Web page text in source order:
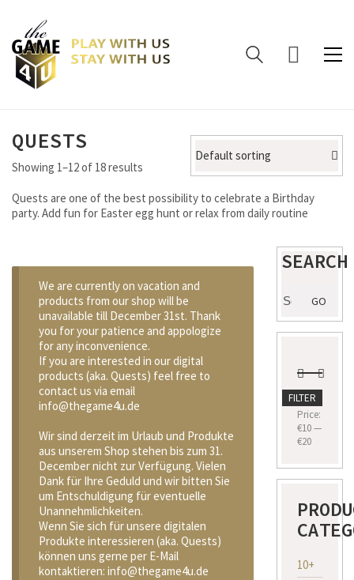
QUESTS
Showing 1–12 of 18 results
Default sorting
Quests are one of the best possibility to celebrate a Birthday
party. Add fun for Easter egg hunt or relax from daily routine
We are currently on vacation and
products from our shop will be
unavailable till December 31st. Thank
you for your patience and appologize
for any inconvenience.
If you are interested in our digital
products (aka. Quests) feel free to
contact us via email
info@thegame4u.de
Wir sind derzeit im Urlaub und Produkte
aus unserem Shop stehen bis zum 31.
December nicht zur Verfügung. Vielen
Dank für Ihre Geduld und wir bitten Sie
um Entschuldigung für eventuelle
Unannehmlichkeiten.
Wenn Sie sich für unsere digitalen
Produkte interessieren (aka. Quests)
können uns gerne per E-Mail
kontaktieren: info@thegame4u.de
SEARCH
for:
GO
Min
price
Max
price
FILTER
Price:
€10—
€20
10+